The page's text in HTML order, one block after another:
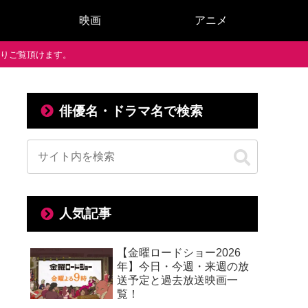
映画 アニメ
ご覧頂けます。
俳優名・ドラマ名で検索
人気記事
【金曜ロードショー2026
年】今日・今週・来週の放
送予定と過去放送映画一
覧！